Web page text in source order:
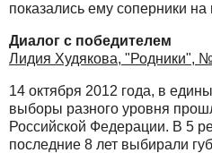
показались ему соперники
Диалог с победителем
Лидия Худякова, "Родники",
14 октября 2012 года, в
выборы разного уровня
Российской Федерации. В 5
последние 8 лет выбирали